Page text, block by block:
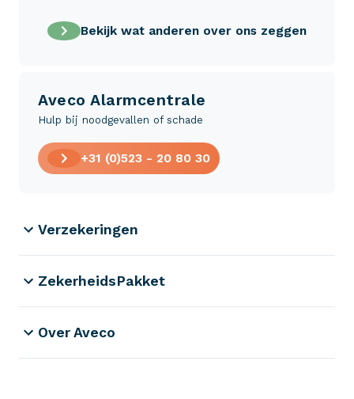
Bekijk wat anderen over ons zeggen
Aveco Alarmcentrale
Hulp bij noodgevallen of schade
+31 (0)523 - 20 80 30
Verzekeringen
ZekerheidsPakket
Over Aveco